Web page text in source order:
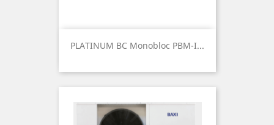
PLATINUM BC Monobloc PBM-I...